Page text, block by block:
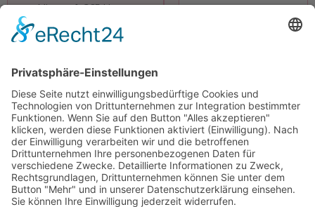
your Microsoft 365 Licence
2. Architecture
3.7
2018
BC13
BC14
BC15
BC19